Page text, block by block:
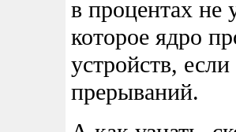
в процентах не
которое ядро
устройств,
прерываний.